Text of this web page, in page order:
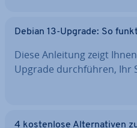
Debian 13-Upgrade: So
Diese Anleitung zeigt
Upgrade durch­füh­ren, Ihr
4 kos­ten­lo­se Al­ter­na­ti­ven